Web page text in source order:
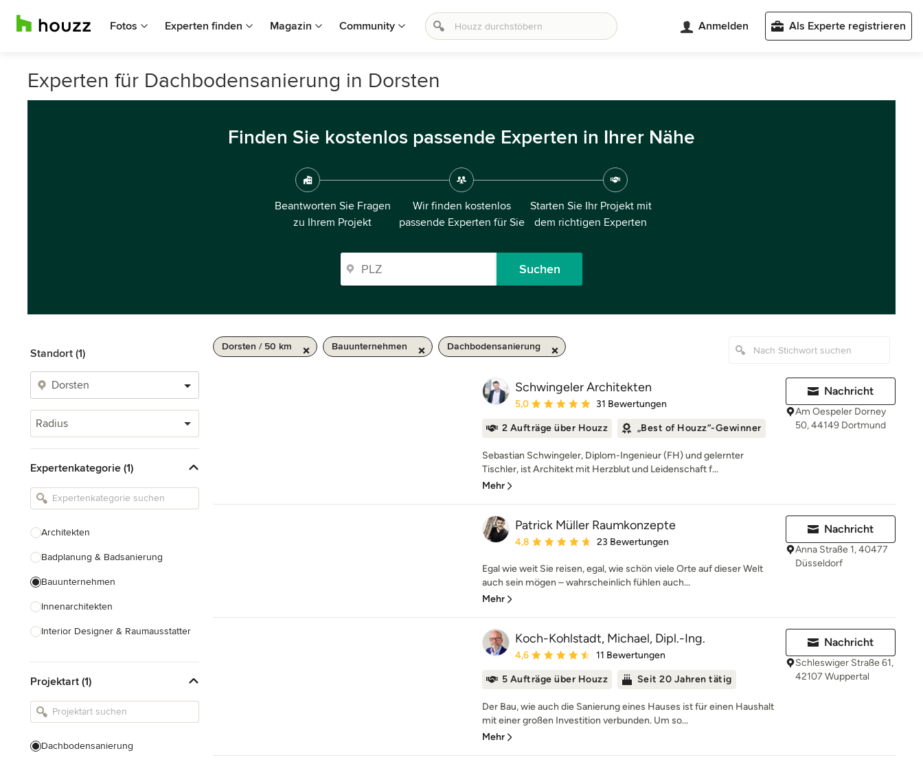
Fotos Experten finden Magazin Community Anmelden Als Experte registrieren
Experten für Dachbodensanierung in Dorsten
Finden Sie kostenlos passende Experten in Ihrer Nähe
Beantworten Sie Fragen
zu Ihrem Projekt
Wir finden kostenlos
passende Experten für Sie
Starten Sie Ihr Projekt mit
dem richtigen Experten
Suchen
Standort (1)
Radius
Expertenkategorie (1)
Architekten
Badplanung & Badsanierung
Bauunternehmen
Innenarchitekten
Interior Designer & Raumausstatter
Landschaftsarchitekten
Armaturen & Sanitärbedarf
Projektart (1)
Dachbodensanierung
Dorsten / 50 km Bauunternehmen Dachbodensanierung
Schwingeler Architekten
Durchschnittliche Bewertung: 5 von 5 Sternen
5,0 31 Bewertungen
2 Aufträge über Houzz „Best of Houzz“-Gewinner
Sebastian Schwingeler, Diplom-Ingenieur (FH) und gelernter
Tischler, ist Architekt mit Herzblut und Leidenschaft f...
Mehr
Nachricht
Am Oespeler Dorney
50, 44149 Dortmund
Patrick Müller Raumkonzepte
Durchschnittliche Bewertung: 4.8 von 5 Sternen
4,8 23 Bewertungen
Egal wie weit Sie reisen, egal, wie schön viele Orte auf dieser Welt
auch sein mögen – wahrscheinlich fühlen auch...
Mehr
Nachricht
Anna Straße 1, 40477
Düsseldorf
Koch-Kohlstadt, Michael, Dipl.-Ing.
Durchschnittliche Bewertung: 4.6 von 5 Sternen
4,6 11 Bewertungen
5 Aufträge über Houzz Seit 20 Jahren tätig
Der Bau, wie auch die Sanierung eines Hauses ist für einen Haushalt
mit einer großen Investition verbunden. Um so...
Mehr
Nachricht
Schleswiger Straße 61,
42107 Wuppertal